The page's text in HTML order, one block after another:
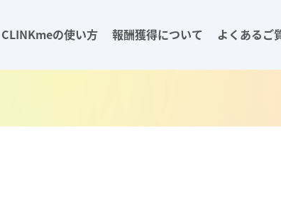
CLINKmeの使い方 報酬獲得について よくあるご